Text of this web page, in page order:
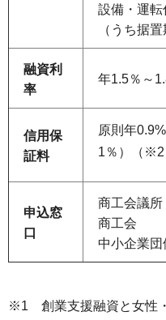
設備・運
（うち据
融資利
率
年1.5％～
信用保
証料
原則年
1％）（※2
申込窓
口
商工会議所
商工会
中小企業団
※1 創業支援融資と女性